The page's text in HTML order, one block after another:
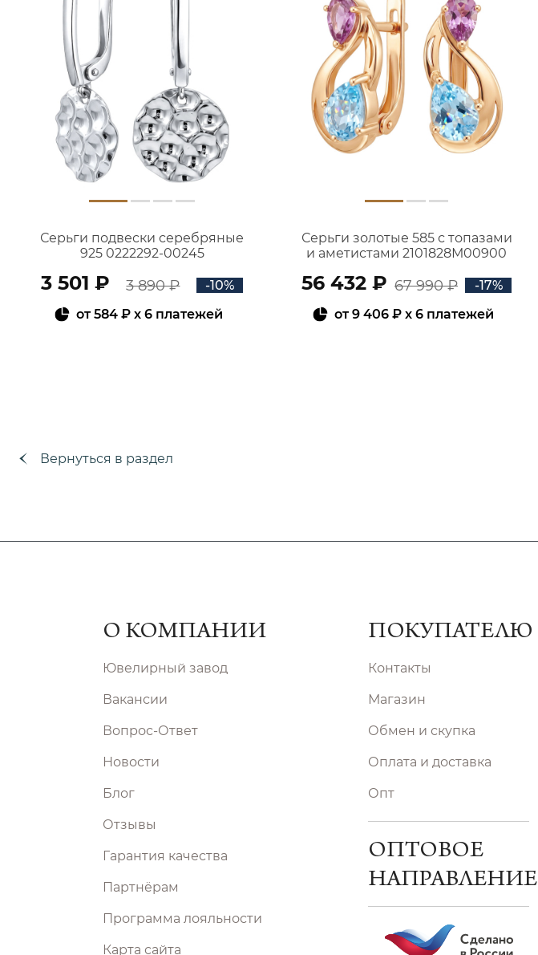
Серьги подвески серебряные
925 0222292-00245
3 501 ₽ 3 890 ₽
-10%
от584 ₽ x 6 платежей
Серьги золотые 585 с топазами
и аметистами 2101828М00900
56 432 ₽ 67 990 ₽
-17%
от9 406 ₽ x 6 платежей
Вернуться в раздел
О КОМПАНИИ
Ювелирный завод
Вакансии
Вопрос-Ответ
Новости
Блог
Отзывы
Гарантия качества
Партнёрам
Программа лояльности
Карта сайта
ПОКУПАТЕЛЮ
Контакты
Магазин
Обмен и скупка
Оплата и доставка
Опт
ОПТОВОЕ
НАПРАВЛЕНИЕ